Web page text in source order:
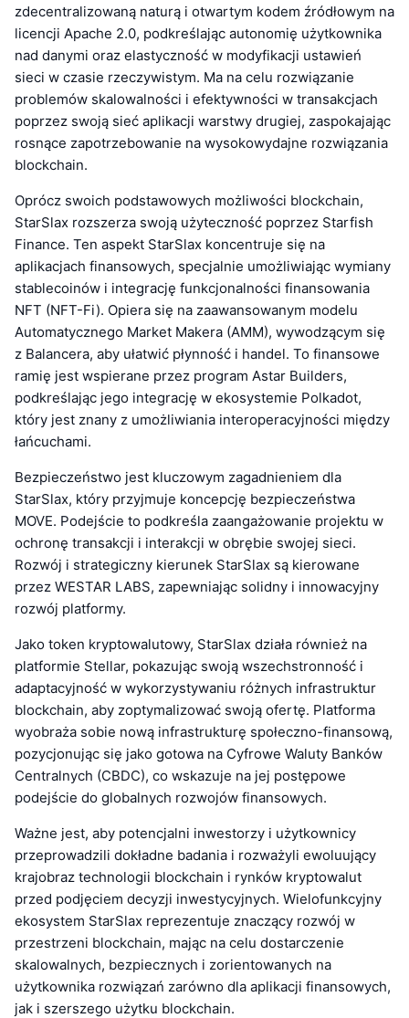
zdecentralizowaną naturą i otwartym kodem źródłowym na
licencji Apache 2.0, podkreślając autonomię użytkownika
nad danymi oraz elastyczność w modyfikacji ustawień
sieci w czasie rzeczywistym. Ma na celu rozwiązanie
problemów skalowalności i efektywności w transakcjach
poprzez swoją sieć aplikacji warstwy drugiej, zaspokajając
rosnące zapotrzebowanie na wysokowydajne rozwiązania
blockchain.
Oprócz swoich podstawowych możliwości blockchain,
StarSlax rozszerza swoją użyteczność poprzez Starfish
Finance. Ten aspekt StarSlax koncentruje się na
aplikacjach finansowych, specjalnie umożliwiając wymiany
stablecoinów i integrację funkcjonalności finansowania
NFT (NFT-Fi). Opiera się na zaawansowanym modelu
Automatycznego Market Makera (AMM), wywodzącym się
z Balancera, aby ułatwić płynność i handel. To finansowe
ramię jest wspierane przez program Astar Builders,
podkreślając jego integrację w ekosystemie Polkadot,
który jest znany z umożliwiania interoperacyjności między
łańcuchami.
Bezpieczeństwo jest kluczowym zagadnieniem dla
StarSlax, który przyjmuje koncepcję bezpieczeństwa
MOVE. Podejście to podkreśla zaangażowanie projektu w
ochronę transakcji i interakcji w obrębie swojej sieci.
Rozwój i strategiczny kierunek StarSlax są kierowane
przez WESTAR LABS, zapewniając solidny i innowacyjny
rozwój platformy.
Jako token kryptowalutowy, StarSlax działa również na
platformie Stellar, pokazując swoją wszechstronność i
adaptacyjność w wykorzystywaniu różnych infrastruktur
blockchain, aby zoptymalizować swoją ofertę. Platforma
wyobraża sobie nową infrastrukturę społeczno-finansową,
pozycjonując się jako gotowa na Cyfrowe Waluty Banków
Centralnych (CBDC), co wskazuje na jej postępowe
podejście do globalnych rozwojów finansowych.
Ważne jest, aby potencjalni inwestorzy i użytkownicy
przeprowadzili dokładne badania i rozważyli ewoluujący
krajobraz technologii blockchain i rynków kryptowalut
przed podjęciem decyzji inwestycyjnych. Wielofunkcyjny
ekosystem StarSlax reprezentuje znaczący rozwój w
przestrzeni blockchain, mając na celu dostarczenie
skalowalnych, bezpiecznych i zorientowanych na
użytkownika rozwiązań zarówno dla aplikacji finansowych,
jak i szerszego użytku blockchain.